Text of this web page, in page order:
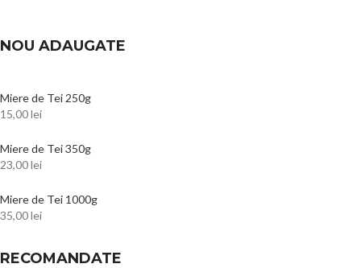
NOU ADAUGATE
Miere de Tei 250g
15,00lei
Miere de Tei 350g
23,00lei
Miere de Tei 1000g
35,00lei
RECOMANDATE